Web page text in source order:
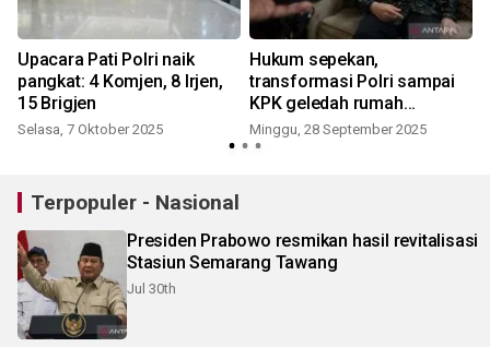
Upacara Pati Polri naik
pangkat: 4 Komjen, 8 Irjen,
15 Brigjen
Selasa, 7 Oktober 2025
Hukum sepekan,
transformasi Polri sampai
KPK geledah rumah
Gubernur Kalbar
Minggu, 28 September 2025
Terpopuler - Nasional
Presiden Prabowo resmikan hasil revitalisasi
Stasiun Semarang Tawang
Jul 30th